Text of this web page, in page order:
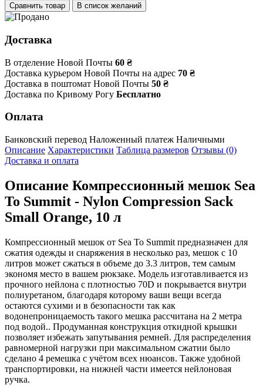
Сравнить товар В список желаний
Доставка
В отделение Новой Почты 60 ₴
Доставка курьером Новой Почты на адрес 70 ₴
Доставка в поштомат Новой Почты 50 ₴
Доставка по Кривому Рогу Бесплатно
Оплата
Банковский перевод Наложенный платеж Наличными
Описание Характеристики Таблица размеров Отзывы (0)
Доставка и оплата
Описание Компрессионный мешок Sea
To Summit - Nylon Compression Sack
Small Orange, 10 л
Компрессионный мешок от Sea To Summit предназначен для
сжатия одежды и снаряжения в несколько раз, мешок с 10
литров может сжаться в объеме до 3.3 литров, тем самым
экономя место в вашем рюкзаке. Модель изготавливается из
прочного нейлона с плотностью 70D и покрывается внутри
полиуретаном, благодаря которому ваши вещи всегда
остаются сухими и в безопасности так как
водонепроницаемость такого мешка рассчитана на 2 метра
под водой.. Продуманная конструкция откидной крышки
позволяет избежать запутывания ремней. Для распределения
равномерной нагрузки при максимальном сжатии было
сделано 4 ремешка с учётом всех нюансов. Также удобной
транспортировки, на нижней части имеется нейлоновая
ручка.